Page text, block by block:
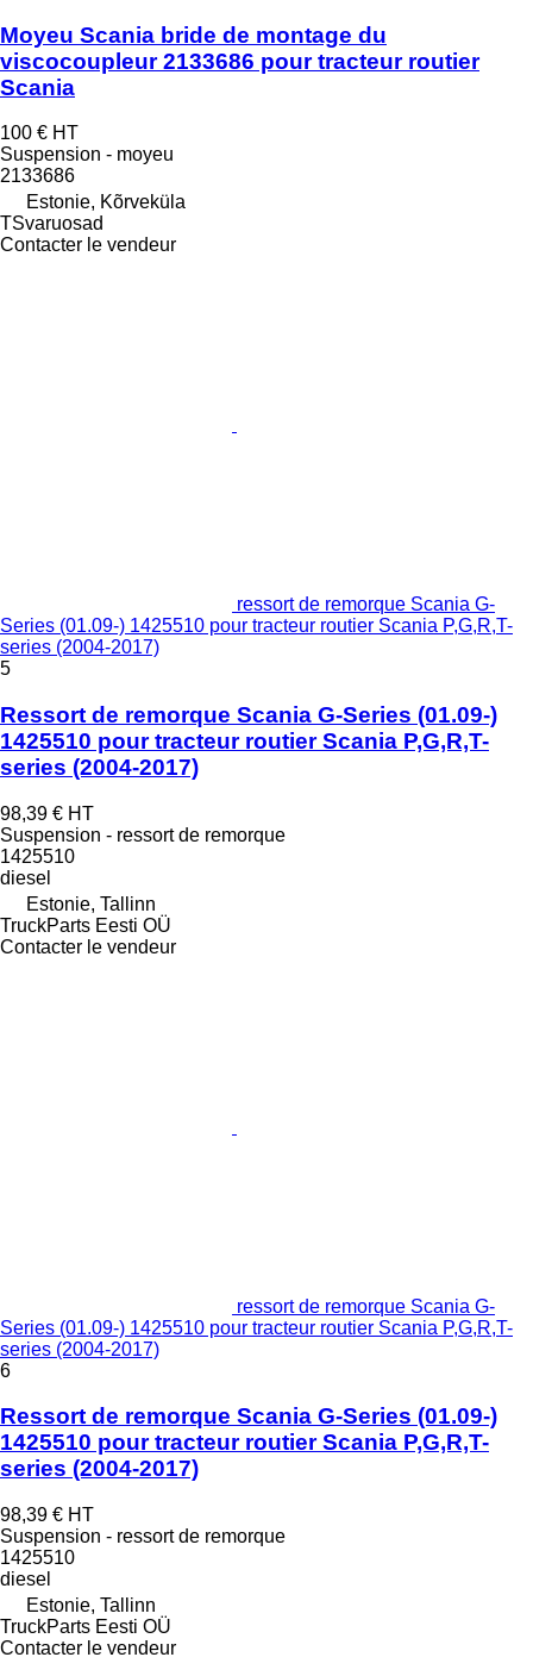
Moyeu Scania bride de montage du
viscocoupleur 2133686 pour tracteur routier
Scania
100 € HT
Suspension - moyeu
2133686
Estonie, Kõrveküla
TSvaruosad
Contacter le vendeur
ressort de remorque Scania G-
Series (01.09-) 1425510 pour tracteur routier Scania P,G,R,T-
series (2004-2017)
5
Ressort de remorque Scania G-Series (01.09-)
1425510 pour tracteur routier Scania P,G,R,T-
series (2004-2017)
98,39 € HT
Suspension - ressort de remorque
1425510
diesel
Estonie, Tallinn
TruckParts Eesti OÜ
Contacter le vendeur
ressort de remorque Scania G-
Series (01.09-) 1425510 pour tracteur routier Scania P,G,R,T-
series (2004-2017)
6
Ressort de remorque Scania G-Series (01.09-)
1425510 pour tracteur routier Scania P,G,R,T-
series (2004-2017)
98,39 € HT
Suspension - ressort de remorque
1425510
diesel
Estonie, Tallinn
TruckParts Eesti OÜ
Contacter le vendeur